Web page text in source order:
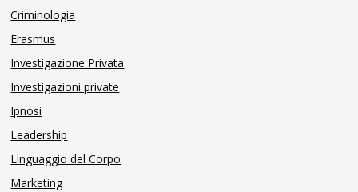
Criminologia
Erasmus
Investigazione Privata
Investigazioni private
Ipnosi
Leadership
Linguaggio del Corpo
Marketing